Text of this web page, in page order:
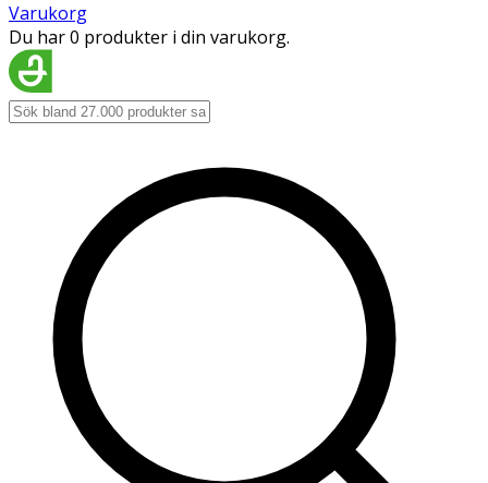
Varukorg
Du har 0 produkter i din varukorg.